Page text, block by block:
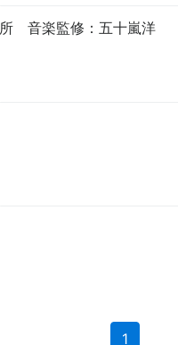
所 音楽監修 ：五十嵐洋
1(current)